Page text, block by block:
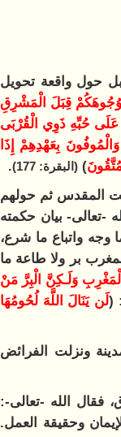
حول واقعة تحويل
وُجُوهَكُمْ قِبَلَ الْمَشْرِقِ
عَلَى حُبِّهِ ذَوِي الْقُرْبَى
بِعَهْدِهِمْ إِذَا
) (البقرة: 177)
.
المقدس ثم حولهم
-تعالى- بيان حكمته
وجه واتباع ما شرع،
بر ولا طاعة ما
وَلَـكِنَّ الْبِرَّ مَنْ
(لَن يَنَالَ اللَّهَ لُحُومُهَا
ونزلت الفرائض
فقال الله -تعالى-:
وحقيقة العمل.